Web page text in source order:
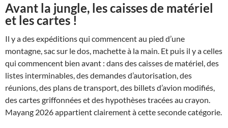
Avant la jungle, les caisses de matériel
et les cartes !
Il y a des expéditions qui commencent au pied d’une
montagne, sac sur le dos, machette à la main. Et puis il y a celles
qui commencent bien avant : dans des caisses de matériel, des
listes interminables, des demandes d’autorisation, des
réunions, des plans de transport, des billets d’avion modifiés,
des cartes griffonnées et des hypothèses tracées au crayon.
Mayang 2026 appartient clairement à cette seconde catégorie.